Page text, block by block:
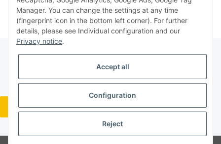
Revocation button
shipping fees
Manager. You can change the settings at any time
(fingerprint icon in the bottom left corner). For further
details, please see Individual configuration and our
Privacy notice.
Accept all
Configuration
Reject